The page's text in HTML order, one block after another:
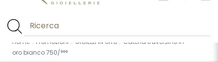
Home Promozioni GIOIELLI IN ORO
Catena traversino in
oro bianco 750/°°°